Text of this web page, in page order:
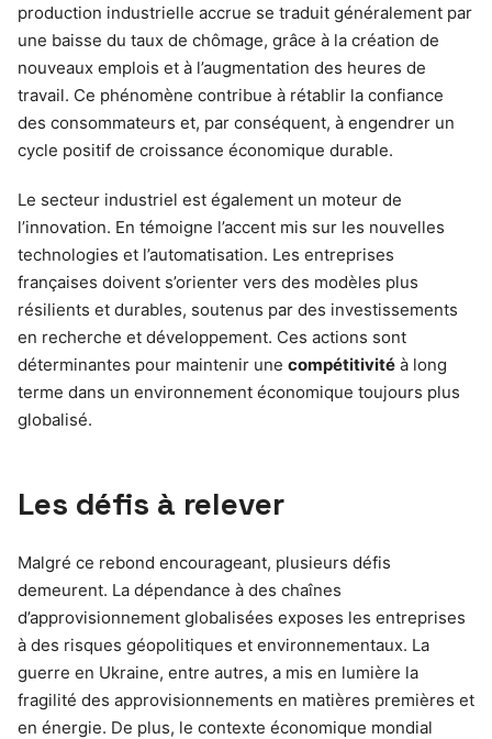
production industrielle accrue se traduit généralement par
une baisse du taux de chômage, grâce à la création de
nouveaux emplois et à l’augmentation des heures de
travail. Ce phénomène contribue à rétablir la confiance
des consommateurs et, par conséquent, à engendrer un
cycle positif de croissance économique durable.
Le secteur industriel est également un moteur de
l’innovation. En témoigne l’accent mis sur les nouvelles
technologies et l’automatisation. Les entreprises
françaises doivent s’orienter vers des modèles plus
résilients et durables, soutenus par des investissements
en recherche et développement. Ces actions sont
déterminantes pour maintenir une compétitivité à long
terme dans un environnement économique toujours plus
globalisé.
Les défis à relever
Malgré ce rebond encourageant, plusieurs défis
demeurent. La dépendance à des chaînes
d’approvisionnement globalisées exposes les entreprises
à des risques géopolitiques et environnementaux. La
guerre en Ukraine, entre autres, a mis en lumière la
fragilité des approvisionnements en matières premières et
en énergie. De plus, le contexte économique mondial